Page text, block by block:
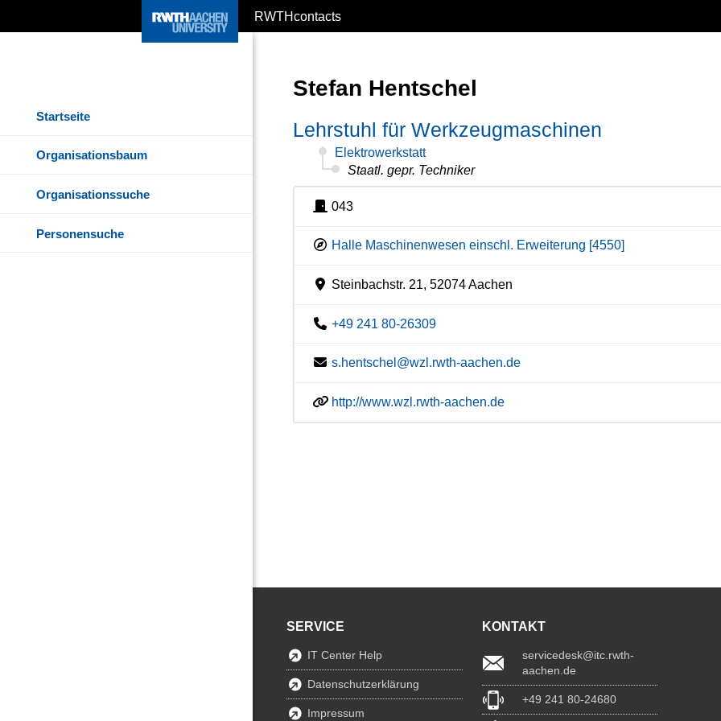
RWTHcontacts
Startseite
Organisationsbaum
Organisationssuche
Personensuche
Stefan Hentschel
Lehrstuhl für Werkzeugmaschinen
Elektrowerkstatt
Staatl. gepr. Techniker
043
Halle Maschinenwesen einschl. Erweiterung [4550]
Steinbachstr. 21, 52074 Aachen
+49 241 80-26309
s.hentschel@wzl.rwth-aachen.de
http://www.wzl.rwth-aachen.de
SERVICE
IT Center Help
Datenschutzerklärung
Impressum
KONTAKT
servicedesk@itc.rwth-
aachen.de
+49 241 80-24680